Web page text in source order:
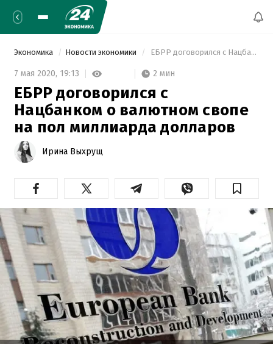
Экономика Новости экономики ЕБРР договорился с Нацбанком о валютном свопе на пол миллиарда долларов
7 мая 2020, 19:13 2 мин
ЕБРР договорился с
Нацбанком о валютном свопе
на пол миллиарда долларов
Ирина Выхрущ